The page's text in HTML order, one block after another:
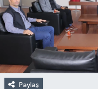
Paylaş